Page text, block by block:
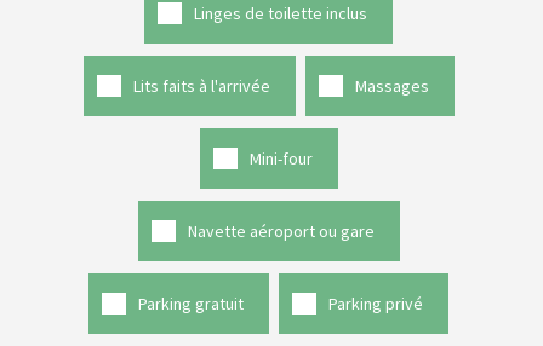
Linges de toilette inclus
Lits faits à l'arrivée Massages
Mini-four
Navette aéroport ou gare
Parking gratuit Parking privé